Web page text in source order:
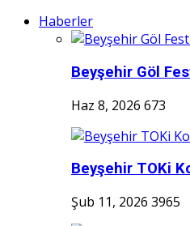
Haberler
Beyşehir Göl
Haz 8, 2026 673
Beyşehir TOKi
Şub 11, 2026 3965